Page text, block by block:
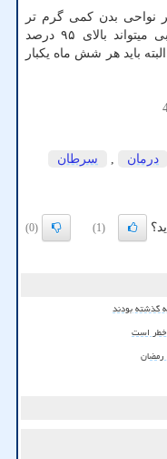
نواحی بدن کمی گرم تر
است . تزریق بوتاکس زیر بغل به خوبی میتواند بالای ۹۵ درصد
باید هر شش ماه یکبار
درمان سرطان
(1)
(0)
گذشته بودند
خطر است
رمضان